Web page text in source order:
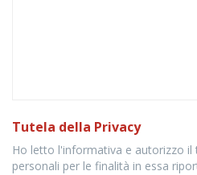
Tutela della Privacy
Ho letto l'informativa e autorizzo
personali per le finalità in essa